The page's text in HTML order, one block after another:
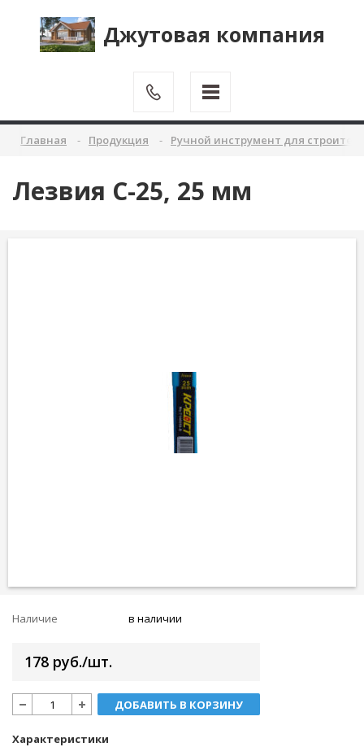
Джутовая компания
Главная Продукция Ручной инструмент для
Лезвия С-25, 25 мм
Наличие в наличии
178 руб./шт.
ДОБАВИТЬ В КОРЗИНУ
Характеристики